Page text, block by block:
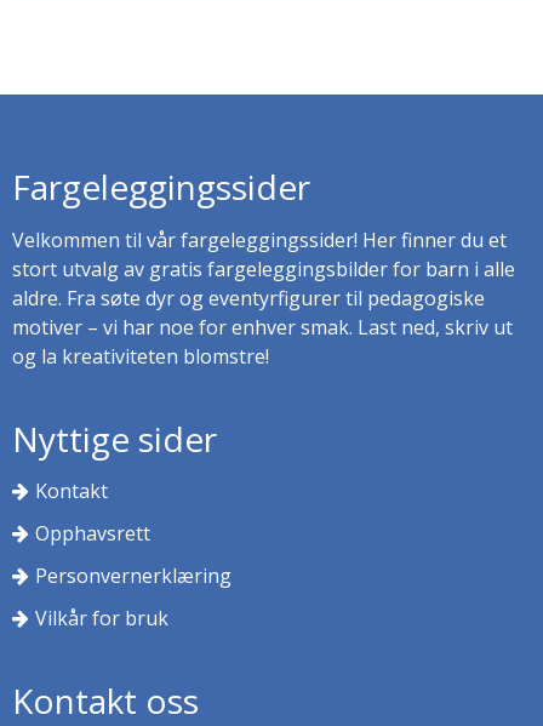
Fargeleggingssider
Velkommen til vår fargeleggingssider! Her finner du et
stort utvalg av gratis fargeleggingsbilder for barn i alle
aldre. Fra søte dyr og eventyrfigurer til pedagogiske
motiver – vi har noe for enhver smak. Last ned, skriv ut
og la kreativiteten blomstre!
Nyttige sider
Kontakt
Opphavsrett
Personvernerklæring
Vilkår for bruk
Kontakt oss